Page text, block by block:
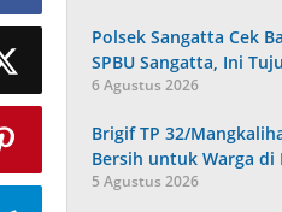
Polsek Sangatta Cek
SPBU Sangatta, Ini
6 Agustus 2026
Brigif TP 32/
Bersih untuk Warga di
5 Agustus 2026